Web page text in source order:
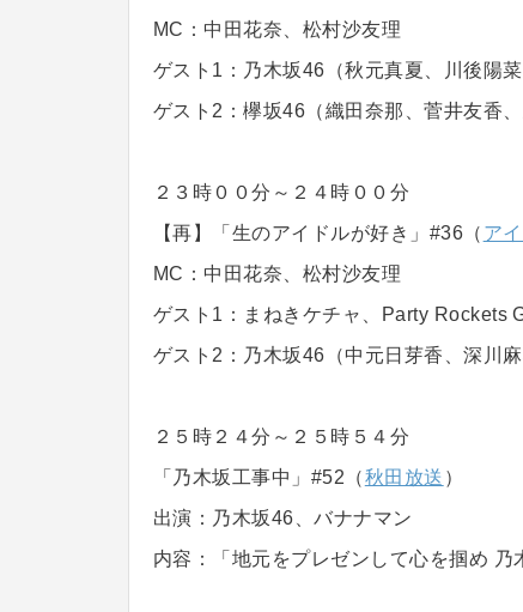
MC：中田花奈、松村沙友理
ゲスト1：乃木坂46（秋元真夏、川後陽菜
ゲスト2：欅坂46（織田奈那、菅井友香
２３時００分～２４時００分
【再】「生のアイドルが好き」#36（ ア
MC：中田花奈、松村沙友理
ゲスト1：まねきケチャ、Party Rockets
ゲスト2：乃木坂46（中元日芽香、深川麻
２５時２４分～２５時５４分
「乃木坂工事中」#52（秋田放送 ）
出演：乃木坂46、バナナマン
内容：「地元をプレゼンして心を掴め 乃